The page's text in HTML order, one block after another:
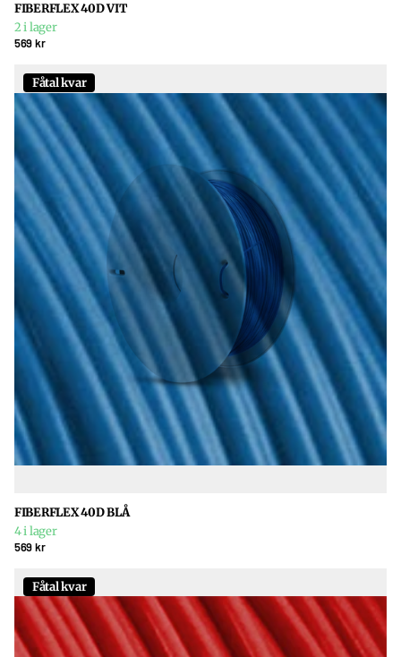
FIBERFLEX 40D VIT
2 i lager
569 kr
Fåtal kvar
FIBERFLEX 40D BLÅ
4 i lager
569 kr
Fåtal kvar